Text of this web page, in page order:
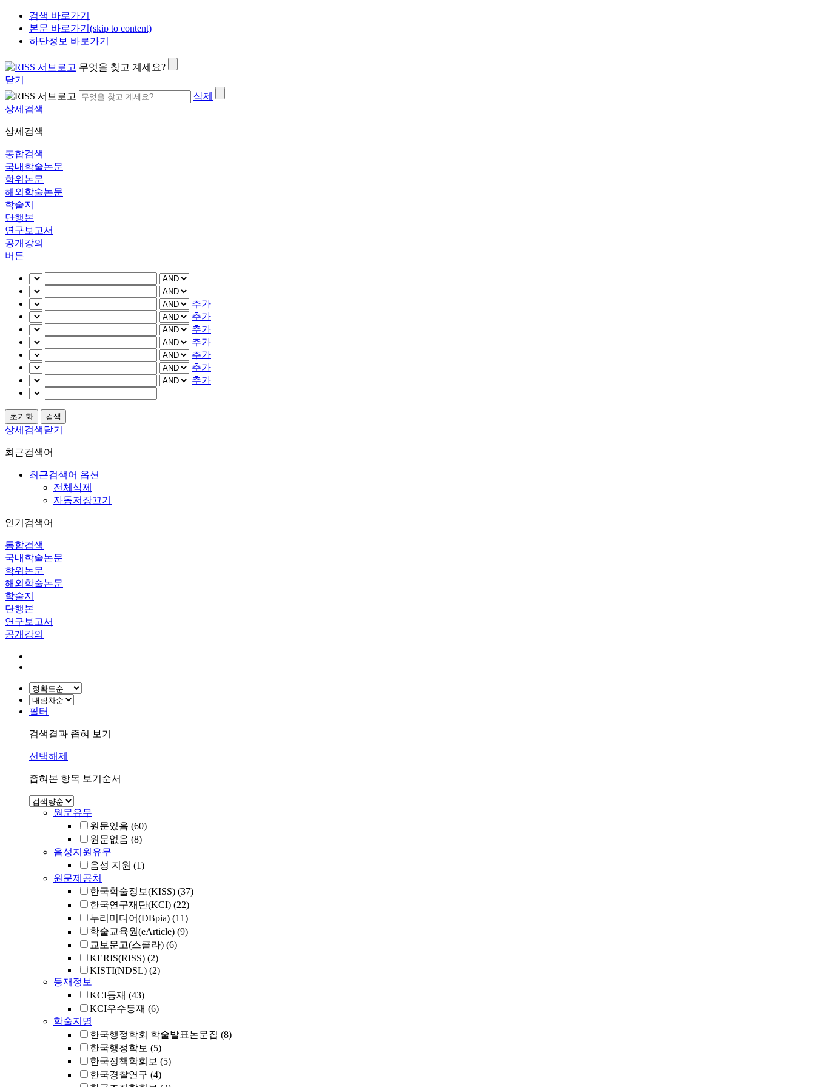
검색 바로가기
본문 바로가기(skip to content)
하단정보 바로가기
무엇을 찾고 계세요?
닫기
삭제
상세검색
상세검색
통합검색
국내학술논문
학위논문
해외학술논문
학술지
단행본
연구보고서
공개강의
버튼
추가
추가
추가
추가
추가
추가
추가
상세검색닫기
최근검색어
최근검색어 옵션
전체삭제
자동저장끄기
인기검색어
통합검색
국내학술논문
학위논문
해외학술논문
학술지
단행본
연구보고서
공개강의
필터
검색결과 좁혀 보기
선택해제
좁혀본 항목 보기순서
원문유무
원문있음 (60)
원문없음 (8)
음성지원유무
음성 지원 (1)
원문제공처
한국학술정보(KISS) (37)
한국연구재단(KCI) (22)
누리미디어(DBpia) (11)
학술교육원(eArticle) (9)
교보문고(스콜라) (6)
KERIS(RISS) (2)
KISTI(NDSL) (2)
등재정보
KCI등재 (43)
KCI우수등재 (6)
학술지명
한국행정학회 학술발표논문집 (8)
한국행정학보 (5)
한국정책학회보 (5)
한국경찰연구 (4)